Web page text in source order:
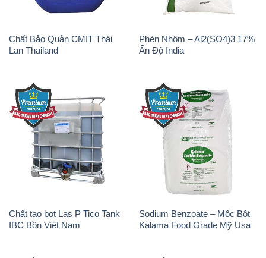
Chất Bảo Quản CMIT Thái
Lan Thailand
Phèn Nhôm – Al2(SO4)3 17%
Ấn Độ India
Chất tạo bọt Las P Tico Tank
IBC Bồn Việt Nam
Sodium Benzoate – Mốc Bột
Kalama Food Grade Mỹ Usa